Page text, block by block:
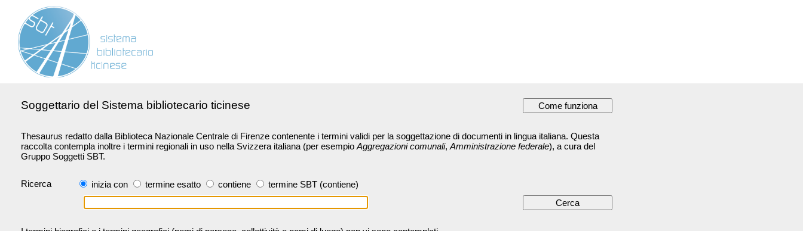
Soggettario del Sistema bibliotecario ticinese
Thesaurus redatto dalla Biblioteca Nazionale Centrale di Firenze contenente i termini validi per la soggettazione di documenti in lingua italiana. Questa
raccolta contempla inoltre i termini regionali in uso nella Svizzera italiana (per esempio Aggregazioni comunali, Amministrazione federale), a cura del
Gruppo Soggetti SBT.
Ricerca inizia con termine esatto contiene termine SBT (contiene)